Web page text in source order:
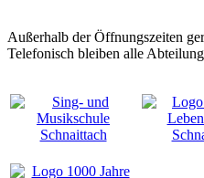
Außerhalb der Öffnungszeiten
Telefonisch bleiben alle